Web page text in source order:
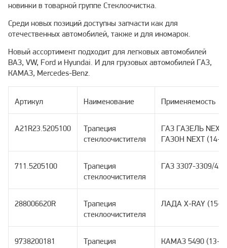
новинки в товарной группе Стеклоочистка.
Среди новых позиций доступны запчасти как для
отечественных автомобилей, также и для иномарок.
Новый ассортимент подходит для легковых автомобилей
ВАЗ, VW, Ford и Hyundai. И для грузовых автомобилей ГАЗ,
КАМАЗ, Mercedes-Benz.
Артикул Наименование Применяемость
A21R23.5205100
Трапеция
стеклоочистителя
ГАЗ ГАЗЕЛЬ NEXT
ГАЗОН NEXT (14-)
711.5205100
Трапеция
стеклоочистителя
ГАЗ 3307-3309/
288006620R
Трапеция
стеклоочистителя
ЛАДА X-RAY (15-)
9738200181
Трапеция
КАМАЗ 5490 (13-)